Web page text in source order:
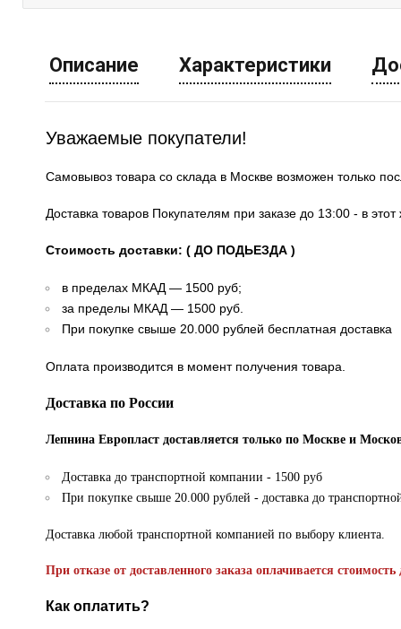
Описание Характеристики
Уважаемые покупатели!
Самовывоз товара со склада в Москве возможен только
Доставка товаров Покупателям при заказе до 13:00 - в
Стоимость доставки: ( ДО ПОДЬЕЗДА )
в пределах МКАД — 1500 руб;
за пределы МКАД — 1500 руб.
При покупке свыше 20.000 рублей бесплатная доставка
Оплата производится в момент получения товара.
Доставка по России
Лепнина Европласт доставляется только по Москве и
Доставка до транспортной компании - 1500 руб
При покупке свыше 20.000 рублей - доставка до
Доставка любой транспортной компанией по выбору клиента.
При отказе от доставленного заказа оплачивается стоимость
Как оплатить?